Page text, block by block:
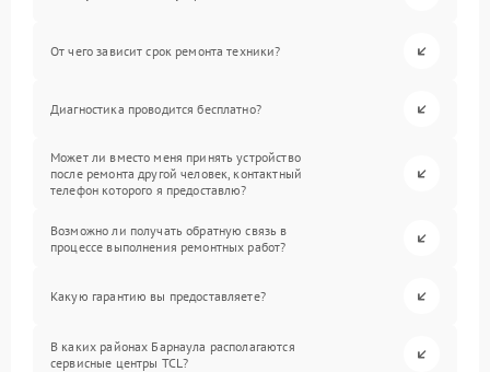
От чего зависит срок ремонта техники?
Диагностика проводится бесплатно?
Может ли вместо меня принять устройство
после ремонта другой человек, контактный
телефон которого я предоставлю?
Возможно ли получать обратную связь в
процессе выполнения ремонтных работ?
Какую гарантию вы предоставляете?
В каких районах Барнаула располагаются
сервисные центры TCL?